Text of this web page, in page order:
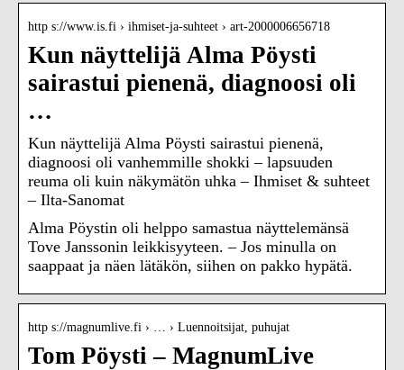
http s://www.is.fi › ihmiset-ja-suhteet › art-2000006656718
Kun näyttelijä Alma Pöysti
sairastui pienenä, diagnoosi oli
…
Kun näyttelijä Alma Pöysti sairastui pienenä,
diagnoosi oli vanhemmille shokki – lapsuuden
reuma oli kuin näkymätön uhka – Ihmiset & suhteet
– Ilta-Sanomat
Alma Pöystin oli helppo samastua näyttelemänsä
Tove Janssonin leikkisyyteen. – Jos minulla on
saappaat ja näen lätäkön, siihen on pakko hypätä.
http s://magnumlive.fi › … › Luennoitsijat, puhujat
Tom Pöysti – MagnumLive